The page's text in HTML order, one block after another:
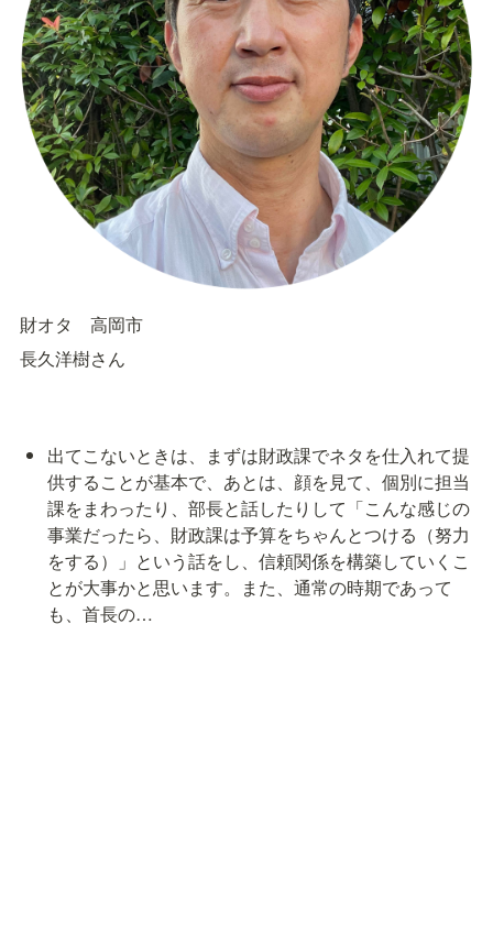
財オタ　高岡市
長久洋樹さん
出てこないときは、まずは財政課でネタを仕入れて提
供することが基本で、あとは、顔を見て、個別に担当
課をまわったり、部長と話したりして「こんな感じの
事業だったら、財政課は予算をちゃんとつける（努力
をする）」という話をし、信頼関係を構築していくこ
とが大事かと思います。また、通常の時期であって
も、首長の…